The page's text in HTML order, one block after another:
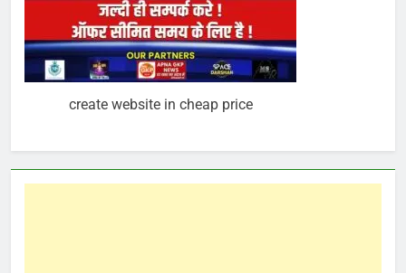
create website in cheap price